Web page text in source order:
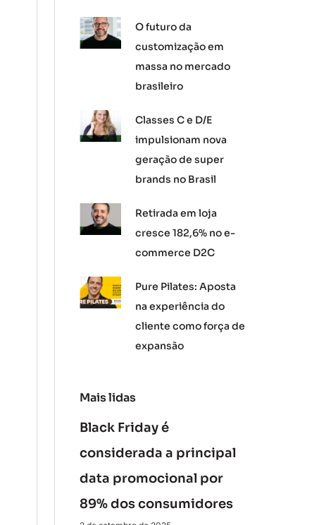
O futuro da
customização em
massa no mercado
brasileiro
Classes C e D/E
impulsionam nova
geração de super
brands no Brasil
Retirada em loja
cresce 182,6% no e-
commerce D2C
Pure Pilates: Aposta
na experiência do
cliente como força de
expansão
Mais lidas
Black Friday é
considerada a principal
data promocional por
89% dos consumidores